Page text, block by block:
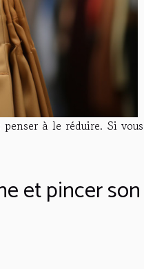
à le réduire. Si vous
et pincer son